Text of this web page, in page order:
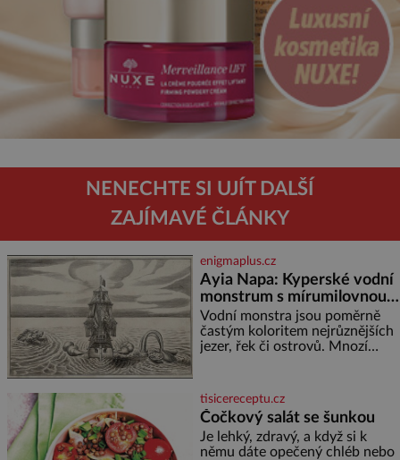
NENECHTE SI UJÍT DALŠÍ
ZAJÍMAVÉ ČLÁNKY
enigmaplus.cz
Ayia Napa: Kyperské vodní
monstrum s mírumilovnou
povahou
Vodní monstra jsou poměrně
častým koloritem nejrůznějších
jezer, řek či ostrovů. Mnozí
přitáhnout k němu pozornost
záhadám nakloněných turi
tisicereceptu.cz
Čočkový salát se šunkou
Je lehký, zdravý, a když si k
němu dáte opečený chléb nebo